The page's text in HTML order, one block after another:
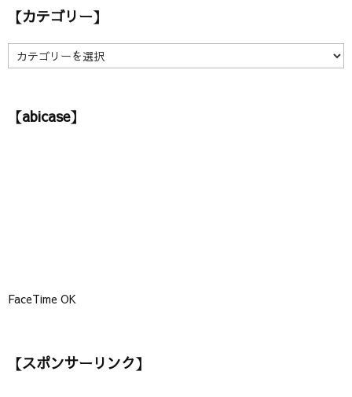
イ【カテゴリー】
【
カ
リ【abicase】
FaceTime OK
【スポンサーリンク】